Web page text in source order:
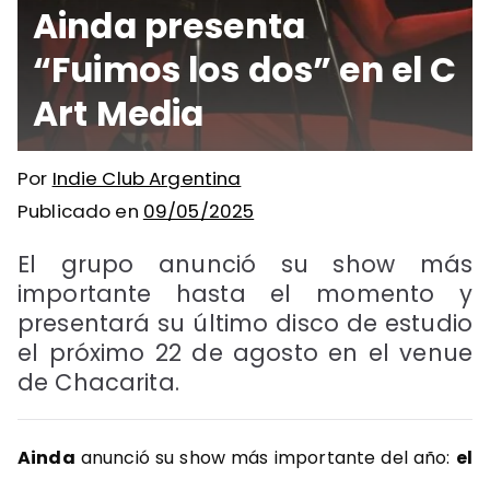
Ainda presenta
“Fuimos los dos” en el C
Art Media
Por Indie Club Argentina
Publicado en 09/05/2025
El grupo anunció su show más
importante hasta el momento y
presentará su último disco de estudio
el próximo 22 de agosto en el venue
de Chacarita.
Ainda anunció su show más importante del año: el